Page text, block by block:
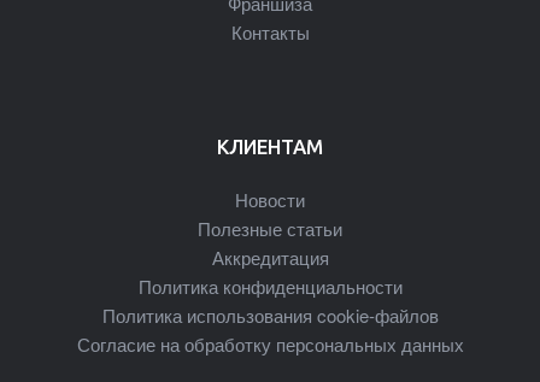
Контакты
КЛИЕНТАМ
Новости
Полезные статьи
Аккредитация
Политика конфиденциальности
Политика использования cookie-файлов
Согласие на обработку персональных данных